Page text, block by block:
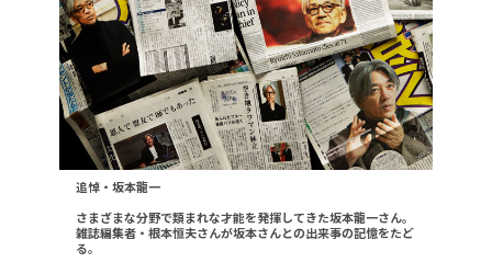
追悼・坂本龍一
さまざまな分野で類まれな才能を発揮してきた坂本龍一さん。
雑誌編集者・根本恒夫さんが坂本さんとの出来事の記憶をたど
る。